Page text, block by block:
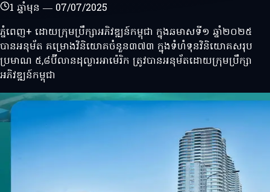
1 ឆ្នាំមុន — 07/07/2025
ភ្នំពេញ+ ដោយក្រុមប្រឹក្សាអភិវឌ្ឍន៍កម្ពុជា ក្នុងឆមាសទី១ ឆ្នាំ២០២៥
បានអនុម័ត គម្រោងវិនិយោគចំនួន៣៧៣ ក្នុងទំហំទុនវិនិយោគសរុប
ប្រមាណ ៥,៨ប៊ីលានដុល្លារអាម៉េរិក ត្រូវបានអនុម័តដោយក្រុមប្រឹក្សា
អភិវឌ្ឍន៍កម្ពុជា